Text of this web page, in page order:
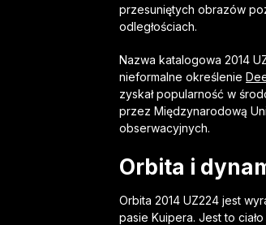
przesuniętych obrazów
odległościach.
Nazwa katalogowa 2014
nieformalne określenie
zyskał popularność w
przez Międzynarodową
obserwacyjnych.
Orbita i
Orbita 2014 UZ224 jest
pasie Kuipera. Jest to